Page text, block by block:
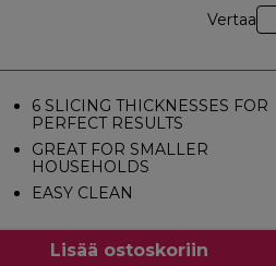
Vertaa
6 SLICING THICKNESSES FOR
PERFECT RESULTS
GREAT FOR SMALLER
HOUSEHOLDS
EASY CLEAN
Lisää ostoskoriin